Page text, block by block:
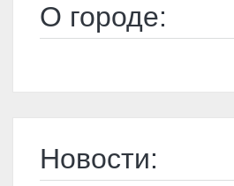
О городе:
Новости: